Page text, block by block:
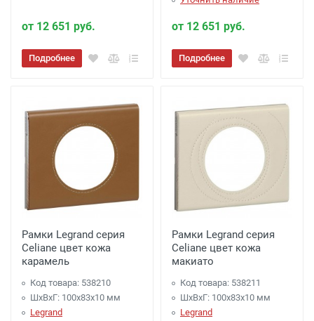
от 12 651 руб.
Подробнее
от 12 651 руб.
Подробнее
Рамки Legrand серия
Celiane цвет кожа
карамель
Код товара: 538210
ШхВхГ: 100x83x10 мм
Legrand
Рамки Legrand серия
Celiane цвет кожа
макиато
Код товара: 538211
ШхВхГ: 100x83x10 мм
Legrand